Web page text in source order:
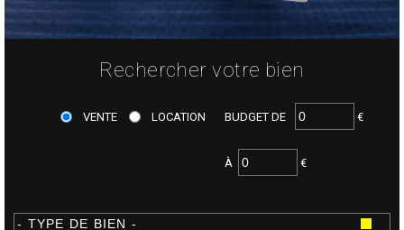
Rechercher votre bien
VENTE LOCATION BUDGET DE €
À €